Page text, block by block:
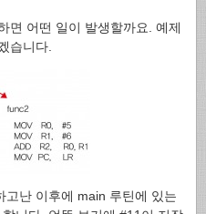
면 어떤 일이 발생할까요. 예제
습니다.
고난 이후에 main 루틴에 있는